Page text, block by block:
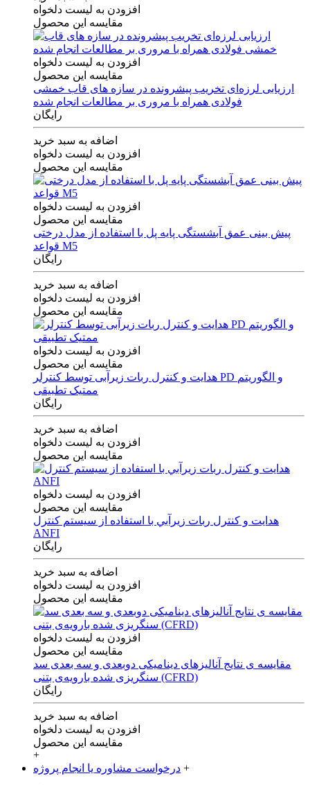
افزودن به لیست دلخواه
مقایسه این محصول
افزودن به لیست دلخواه
مقایسه این محصول
ارزیابی لرزه‌ای تخریب پیشرونده در سازه های قاب خمشی
فولادی همراه با مروری بر مطالعات انجام شده
رایگان
اضافه به سبد خرید
افزودن به لیست دلخواه
مقایسه این محصول
افزودن به لیست دلخواه
مقایسه این محصول
پیش بینی عمق آبشستگی پایه پل با استفاده از مدل درختی
قواعد M5
رایگان
اضافه به سبد خرید
افزودن به لیست دلخواه
مقایسه این محصول
افزودن به لیست دلخواه
مقایسه این محصول
هدایت و کنترل ربات زیرآبی توسط کنترلر PD و الگوریتم
ممتیک تطبیقی
رایگان
اضافه به سبد خرید
افزودن به لیست دلخواه
مقایسه این محصول
افزودن به لیست دلخواه
مقایسه این محصول
هدايت و كنترل ربات زيرآبي با استفاده از سيستم كنترل
ANFI
رایگان
اضافه به سبد خرید
افزودن به لیست دلخواه
مقایسه این محصول
افزودن به لیست دلخواه
مقایسه این محصول
مقایسه ی‌ نتایج آنالیزهای‌ دینامیکی‌ دوبعدی‌ و‌ سه بعدی‌ سد
سنگریزی‌ شده با‌رویه‌ی‌ بتنی‌ (CFRD)
رایگان
اضافه به سبد خرید
افزودن به لیست دلخواه
مقایسه این محصول
+
درخواست مشاوره یا انجام پروژه +